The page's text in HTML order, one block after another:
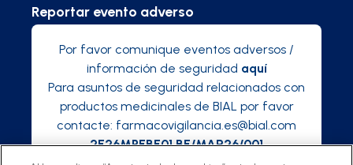
Reportar evento adverso
Por favor comunique eventos adversos /
información de seguridad aquí
Para asuntos de seguridad relacionados con
productos medicinales de BIAL por favor
contacte: farmacovigilancia.es@bial.com
2E26MPEBE01 BE/MAR26/001